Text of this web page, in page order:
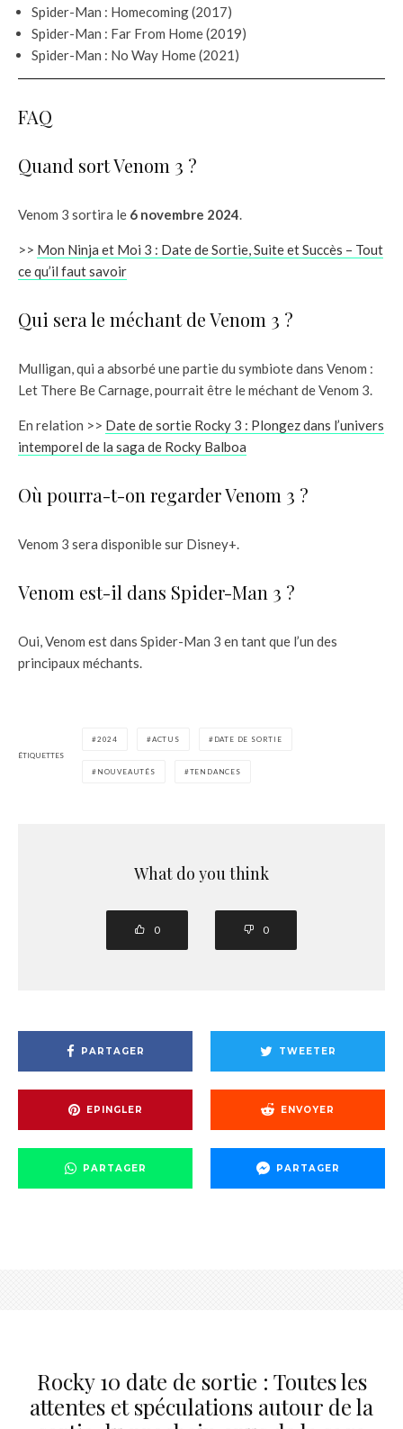
Spider-Man : Homecoming (2017)
Spider-Man : Far From Home (2019)
Spider-Man : No Way Home (2021)
FAQ
Quand sort Venom 3 ?
Venom 3 sortira le 6 novembre 2024.
>> Mon Ninja et Moi 3 : Date de Sortie, Suite et Succès – Tout
ce qu’il faut savoir
Qui sera le méchant de Venom 3 ?
Mulligan, qui a absorbé une partie du symbiote dans Venom :
Let There Be Carnage, pourrait être le méchant de Venom 3.
En relation >> Date de sortie Rocky 3 : Plongez dans l’univers
intemporel de la saga de Rocky Balboa
Où pourra-t-on regarder Venom 3 ?
Venom 3 sera disponible sur Disney+.
Venom est-il dans Spider-Man 3 ?
Oui, Venom est dans Spider-Man 3 en tant que l’un des
principaux méchants.
ÉTIQUETTES
2024 ACTUS DATE DE SORTIE
NOUVEAUTÉS TENDANCES
What do you think
0 0
PARTAGER TWEETER
EPINGLER ENVOYER
PARTAGER PARTAGER
Rocky 10 date de sortie : Toutes les
attentes et spéculations autour de la